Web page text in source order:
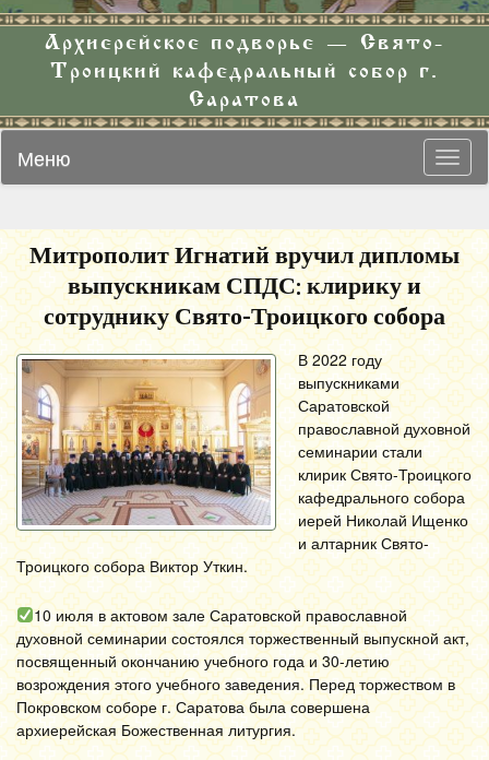
Архиерейское подворье — Свято-
Троицкий кафедральный собор г.
Саратова
Меню
Митрополит Игнатий вручил дипломы
выпускникам СПДС: клирику и
сотруднику Свято-Троицкого собора
В 2022 году
выпускниками
Саратовской
православной духовной
семинарии стали
клирик Свято-Троицкого
кафедрального собора
иерей Николай Ищенко
и алтарник Свято-
Троицкого собора Виктор Уткин.
10 июля в актовом зале Саратовской православной
духовной семинарии состоялся торжественный выпускной акт,
посвященный окончанию учебного года и 30-летию
возрождения этого учебного заведения. Перед торжеством в
Покровском соборе г. Саратова была совершена
архиерейская Божественная литургия.